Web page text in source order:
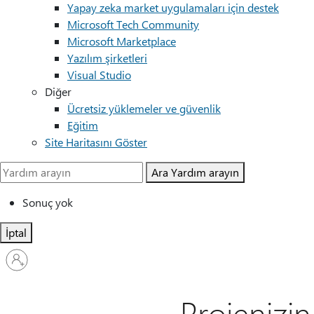
Yapay zeka market uygulamaları için destek
Microsoft Tech Community
Microsoft Marketplace
Yazılım şirketleri
Visual Studio
Diğer
Ücretsiz yüklemeler ve güvenlik
Eğitim
Site Haritasını Göster
Ara Yardım arayın
Sonuç yok
İptal
Hesabınızda
oturum